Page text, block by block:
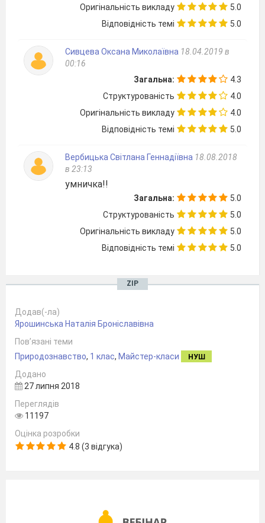
Оригінальність викладу
5.0
Відповідність темі
5.0
Сивцева Оксана Миколаївна 18.04.2019 в
00:16
Загальна:
4.3
Структурованість
4.0
Оригінальність викладу
4.0
Відповідність темі
5.0
Вербицька Світлана Геннадіївна 18.08.2018
в 23:13
умничка!!
Загальна:
5.0
Структурованість
5.0
Оригінальність викладу
5.0
Відповідність темі
5.0
ZIP
Додав(-ла)
Ярошинська Наталія Броніславівна
Пов’язані теми
Природознавство, 1 клас, Майстер-класи НУШ
Додано
27 липня 2018
Переглядів
11197
Оцінка розробки
4.8 (3 відгука)